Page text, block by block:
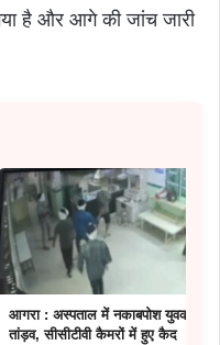
है और आगे की जांच जारी
आगरा : अस्पताल में नकाबपोश युवकों का
तांड़व, सीसीटीवी कैमरों में हुए कैद